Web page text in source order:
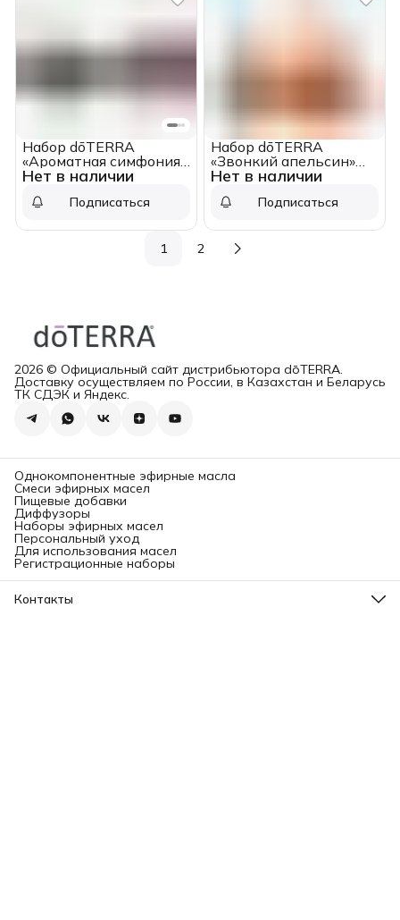
Нет в наличии
Набор dōTERRA
«Ароматная симфония»
диффузор Bubble
мл)
Подписаться
Нет в наличии
Набор dōTERRA
«Звонкий апельсин»
керамический
дикий апельсин (5 мл)
Подписаться
1 2
2026 © Официальный сайт дистрибьютора dōTERRA.
Доставку осуществляем по России, в Казахстан и Беларусь
ТК СДЭК и Яндекс.
Однокомпонентные эфирные масла
Смеси эфирных масел
Пищевые добавки
Диффузоры
Наборы эфирных масел
Персональный уход
Для использования масел
Регистрационные наборы
Контакты